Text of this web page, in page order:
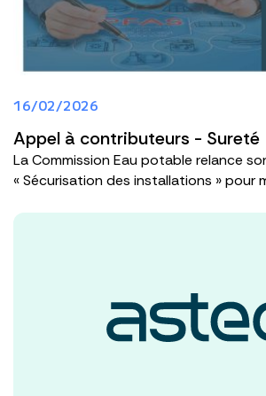
16/02/2026
Appel à contributeurs - Sureté
La Commission Eau potable relance
« Sécurisation des installations » pour